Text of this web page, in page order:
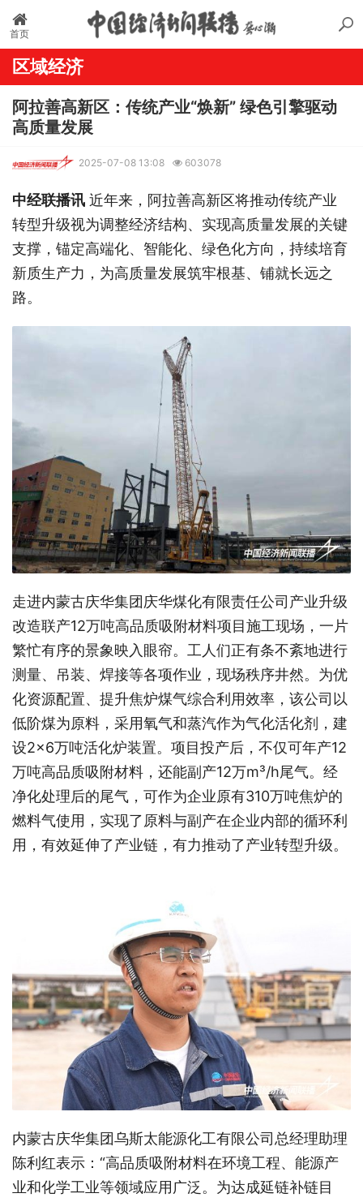
首页
区域经济
阿拉善高新区：传统产业“焕新” 绿色引擎驱动
高质量发展
2025-07-08 13:08 603078
中经联播讯 近年来，阿拉善高新区将推动传统产业
转型升级视为调整经济结构、实现高质量发展的关键
支撑，锚定高端化、智能化、绿色化方向，持续培育
新质生产力，为高质量发展筑牢根基、铺就长远之
路。
走进内蒙古庆华集团庆华煤化有限责任公司产业升级
改造联产12万吨高品质吸附材料项目施工现场，一片
繁忙有序的景象映入眼帘。工人们正有条不紊地进行
测量、吊装、焊接等各项作业，现场秩序井然。为优
化资源配置、提升焦炉煤气综合利用效率，该公司以
低阶煤为原料，采用氧气和蒸汽作为气化活化剂，建
设2×6万吨活化炉装置。项目投产后，不仅可年产12
万吨高品质吸附材料，还能副产12万m³/h尾气。经
净化处理后的尾气，可作为企业原有310万吨焦炉的
燃料气使用，实现了原料与副产在企业内部的循环利
用，有效延伸了产业链，有力推动了产业转型升级。
内蒙古庆华集团乌斯太能源化工有限公司总经理助理
陈利红表示：“高品质吸附材料在环境工程、能源产
业和化学工业等领域应用广泛。为达成延链补链目